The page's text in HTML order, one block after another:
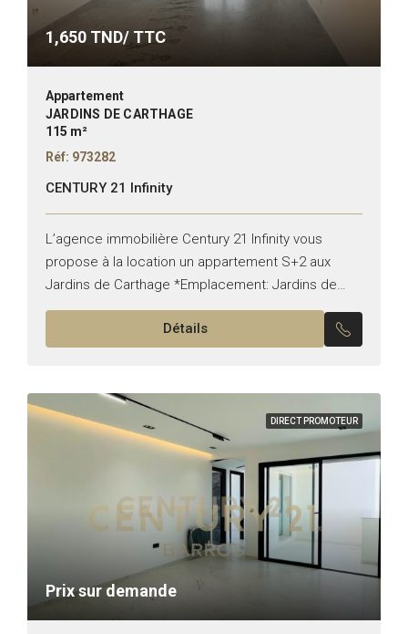
1,650 TND/ TTC
Appartement
JARDINS DE CARTHAGE
115 m²
Réf: 973282
CENTURY 21 Infinity
L’agence immobilière Century 21 Infinity vous
propose à la location un appartement S+2 aux
Jardins de Carthage *Emplacement: Jardins de
Carthage *Typologie: S+2 *État: vide Il est
composé de: -Un salon, une...
Détails
DIRECT PROMOTEUR
Prix sur demande